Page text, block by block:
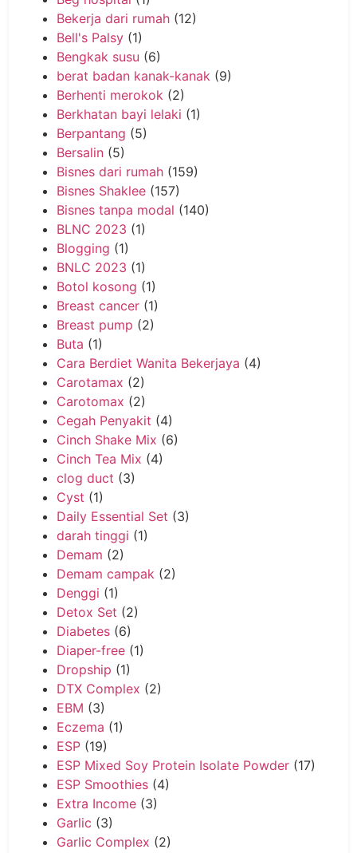
Bekerja dari rumah (12)
Bell's Palsy (1)
Bengkak susu (6)
berat badan kanak-kanak (9)
Berhenti merokok (2)
Berkhatan bayi lelaki (1)
Berpantang (5)
Bersalin (5)
Bisnes dari rumah (159)
Bisnes Shaklee (157)
Bisnes tanpa modal (140)
BLNC 2023 (1)
Blogging (1)
BNLC 2023 (1)
Botol kosong (1)
Breast cancer (1)
Breast pump (2)
Buta (1)
Cara Berdiet Wanita Bekerjaya (4)
Carotamax (2)
Carotomax (2)
Cegah Penyakit (4)
Cinch Shake Mix (6)
Cinch Tea Mix (4)
clog duct (3)
Cyst (1)
Daily Essential Set (3)
darah tinggi (1)
Demam (2)
Demam campak (2)
Denggi (1)
Detox Set (2)
Diabetes (6)
Diaper-free (1)
Dropship (1)
DTX Complex (2)
EBM (3)
Eczema (1)
ESP (19)
ESP Mixed Soy Protein Isolate Powder (17)
ESP Smoothies (4)
Extra Income (3)
Garlic (3)
Garlic Complex (2)